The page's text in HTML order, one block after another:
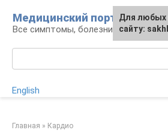
контенту
Медицинский портал
Все симптомы, болезни и их лечение
English
Главная » Кардио
Для любых
сайту: